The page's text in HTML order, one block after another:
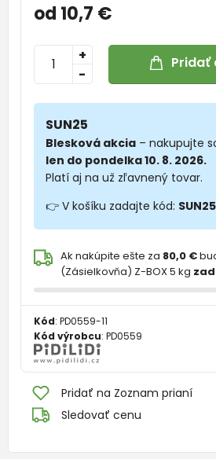
od 10,7 €
-
+ Pridať
SUN25
Blesková akcia – nakupujte
len do pondelka 10. 8. 2026.
Platí aj na už zľavnený tovar.
👉 V košíku zadajte kód: SUN25
Ak nakúpite ešte za 80,0 €
(Zásielkovňa) Z-BOX 5 kg
Kód: PD0559-11
Kód výrobcu: PD0559
Pridať na Zoznam prianí
Sledovať cenu